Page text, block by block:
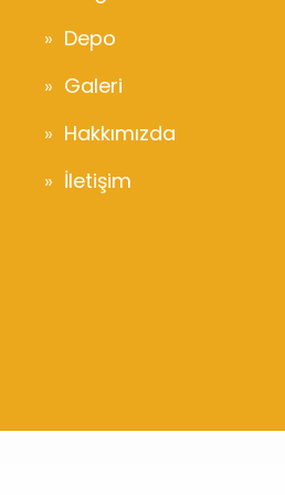
Depo
Galeri
Hakkımızda
İletişim